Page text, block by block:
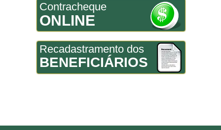
Contracheque
ONLINE
Recadastramento dos
BENEFICIÁRIOS